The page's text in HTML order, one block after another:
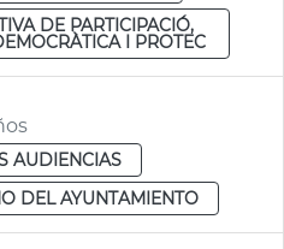
DE PARTICIPACIÓ,
I PROTEC
AUDIENCIAS
DEL AYUNTAMIENTO